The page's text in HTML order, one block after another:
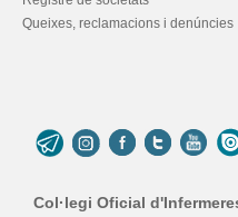
Queixes, reclamacions i denúncies
Col·legi Oficial